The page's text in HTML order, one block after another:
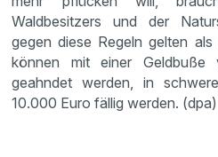
Waldbesitzers und der
gegen diese Regeln gelten als
können mit einer
geahndet werden, in
10.000 Euro fällig werden. (dpa)